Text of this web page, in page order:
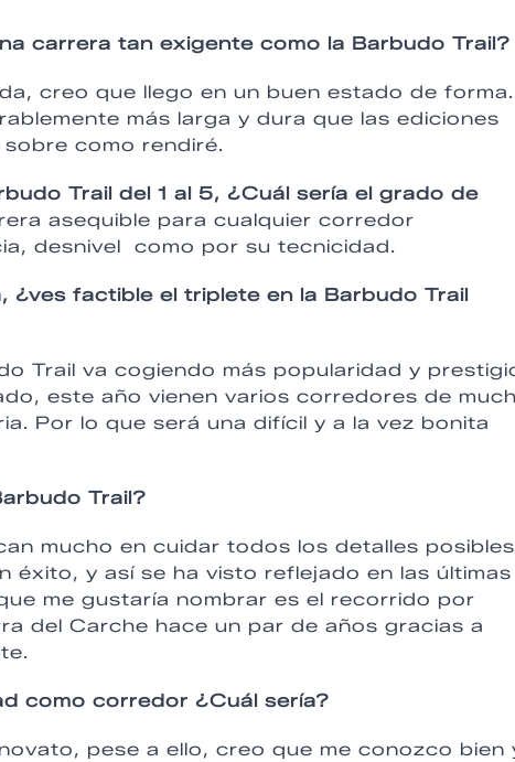
carrera tan exigente como la Barbudo Trail?
creo que llego en un buen estado de forma.
más larga y dura que las ediciones
como rendiré.
Trail del 1 al 5, ¿Cuál sería el grado de
asequible para cualquier corredor
desnivel como por su tecnicidad.
¿ves factible el triplete en la Barbudo Trail
Trail va cogiendo más popularidad y
este año vienen varios corredores de
Por lo que será una difícil y a la vez bonita
Trail?
mucho en cuidar todos los detalles posibles
éxito, y así se ha visto reflejado en las últimas
me gustaría nombrar es el recorrido por
del Carche hace un par de años gracias a
como corredor ¿Cuál sería?
pese a ello, creo que me conozco bien